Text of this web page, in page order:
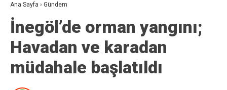
Ana Sayfa › Gündem
İnegöl’de orman yangını;
Havadan ve karadan
müdahale başlatıldı